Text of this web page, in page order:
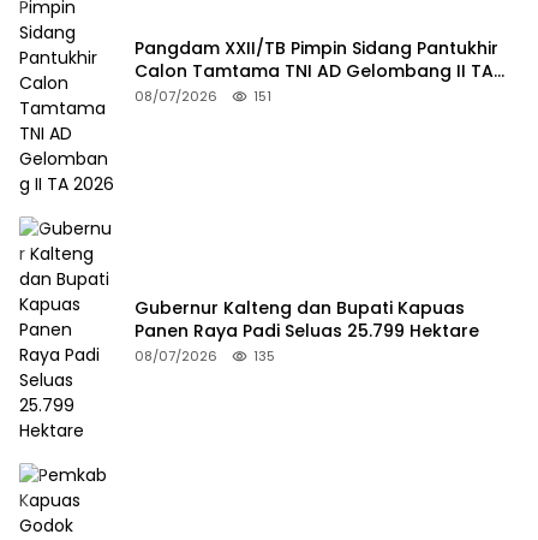
Pangdam XXII/TB Pimpin Sidang Pantukhir
Calon Tamtama TNI AD Gelombang II TA
2026
08/07/2026 151
Gubernur Kalteng dan Bupati Kapuas
Panen Raya Padi Seluas 25.799 Hektare
08/07/2026 135